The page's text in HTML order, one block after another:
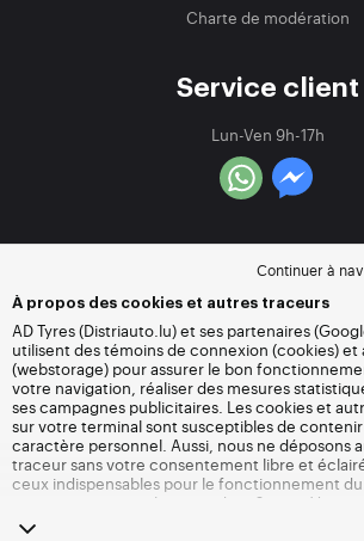
Charte de modération
Service client
Lun-Ven 9h-17h
Continuer à
À propos des cookies et autres traceurs
AD Tyres (Distriauto.lu) et ses partenaires
utilisent des témoins de connexion (cookies) et
(webstorage) pour assurer le bon
votre navigation, réaliser des mesures
ses campagnes publicitaires. Les cookies et
sur votre terminal sont susceptibles de contenir
caractère personnel. Aussi, nous ne déposons
traceur sans votre consentement libre et
ceux indispensables pour le fonctionnement
conservons votre choix pendant 6 mois. Vous
consentement à tout moment en vous rendant